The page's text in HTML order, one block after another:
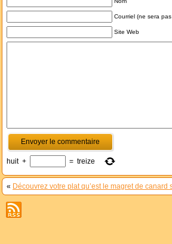
Courriel (ne sera
Site Web
huit + = treize
« Découvrez votre plat qu’est le magret de canard